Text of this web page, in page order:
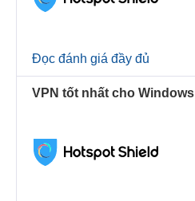
Đọc đánh giá đầy đủ
VPN tốt nhất cho Windows